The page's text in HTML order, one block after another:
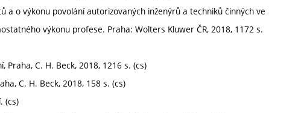
a o výkonu povolání autorizovaných inženýrů a techniků činných ve
výkonu profese. Praha: Wolters Kluwer ČR, 2018, 1172 s.
Praha, C. H. Beck, 2018, 1216 s. (cs)
C. H. Beck, 2018, 158 s. (cs)
(cs)